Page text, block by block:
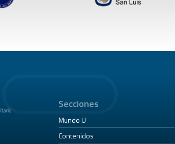
Secciones
Mundo U
Contenidos